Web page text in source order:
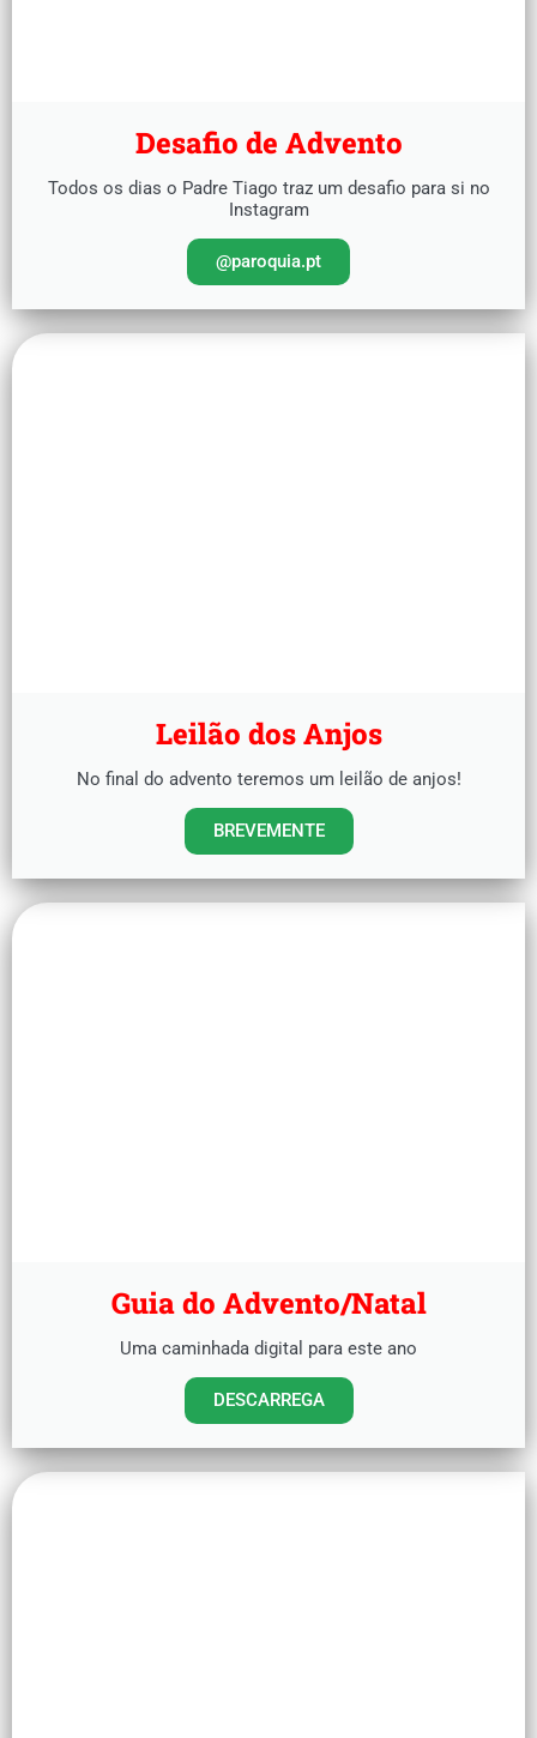
Desafio de Advento
Todos os dias o Padre Tiago traz um desafio para si no
Instagram
@paroquia.pt
Leilão dos Anjos
No final do advento teremos um leilão de anjos!
BREVEMENTE
Guia do Advento/Natal
Uma caminhada digital para este ano
DESCARREGA